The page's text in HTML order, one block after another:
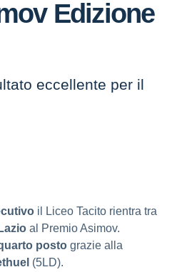
Edizione
eccellente per il
il Liceo Tacito rientra tra
al Premio Asimov.
posto grazie alla
(5LD).